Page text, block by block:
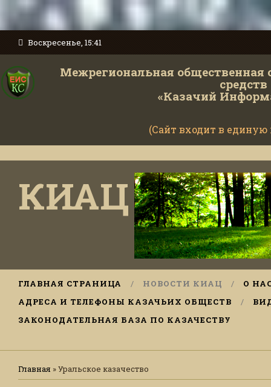
Воскресенье, 15:41
Межрегиональная общественная
«Казачий
(Сайт входит в
КИАЦ
ГЛАВНАЯ СТРАНИЦА НОВОСТИ КИАЦ
О
АДРЕСА И ТЕЛЕФОНЫ КАЗАЧЬИХ ОБЩЕСТВ
ЗАКОНОДАТЕЛЬНАЯ БАЗА ПО КАЗАЧЕСТВУ
Главная »Уральское казачество